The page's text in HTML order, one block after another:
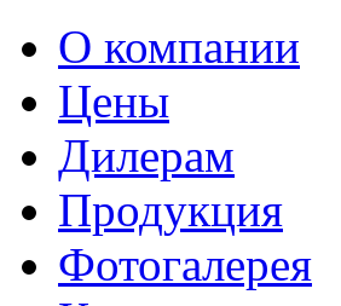
О компании
Цены
Дилерам
Продукция
Фотогалерея